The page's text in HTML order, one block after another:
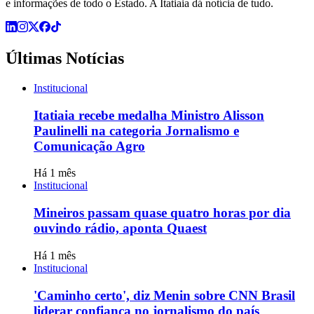
e informações de todo o Estado. A Itatiaia dá notícia de tudo.
Últimas Notícias
Institucional
Itatiaia recebe medalha Ministro Alisson
Paulinelli na categoria Jornalismo e
Comunicação Agro
Há 1 mês
Institucional
Mineiros passam quase quatro horas por dia
ouvindo rádio, aponta Quaest
Há 1 mês
Institucional
'Caminho certo', diz Menin sobre CNN Brasil
liderar confiança no jornalismo do país